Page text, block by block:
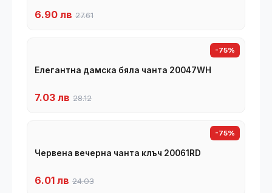
6.90 лв 27.61
-75%
Елегантна дамска бяла чанта 20047WH
7.03 лв 28.12
-75%
Червена вечерна чанта клъч 20061RD
6.01 лв 24.03